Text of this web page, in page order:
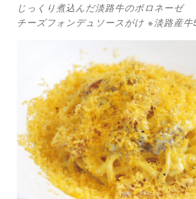
じっくり煮込んだ淡路牛のボロネーゼ
チーズフォンデュソースがけ ※淡路産